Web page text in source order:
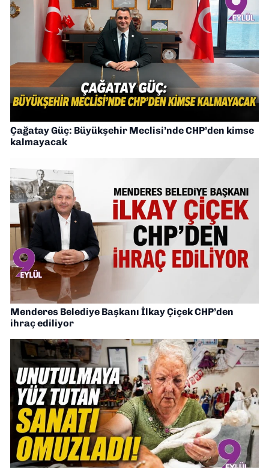
Çağatay Güç: Büyükşehir Meclisi’nde CHP’den kimse
kalmayacak
Menderes Belediye Başkanı İlkay Çiçek CHP’den
ihraç ediliyor